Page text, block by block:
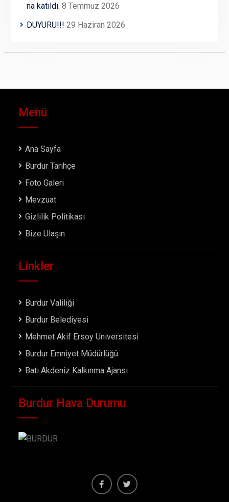
na katıldı. 8 Temmuz 2026
DUYURU!!! 29 Haziran 2026
Menü
Ana Sayfa
Burdur Tarihçe
Foto Galeri
Mevzuat
Gizlilik Politikası
Bize Ulaşın
Linkler
Burdur Valiliği
Burdur Belediyesi
Mehmet Akif Ersoy Üniversitesi
Burdur Emniyet Müdürlüğü
Batı Akdeniz Kalkınma Ajansı
Burdur Hava Durumu